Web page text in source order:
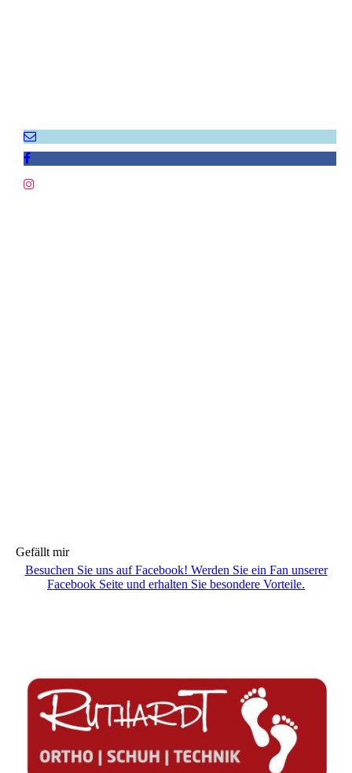
Gefällt mir
Besuchen Sie uns auf Facebook! Werden Sie ein Fan unserer
Facebook Seite und erhalten Sie besondere Vorteile.